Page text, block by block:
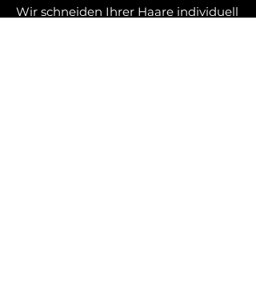
Wir schneiden Ihrer Haare individuell